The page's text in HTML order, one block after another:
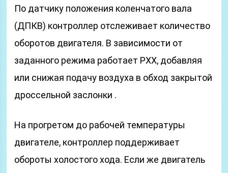
По датчику положения коленчатого вала
(ДПКВ) контроллер отслеживает количество
оборотов двигателя. В зависимости от
заданного режима работает РХХ, добавляя
или снижая подачу воздуха в обход закрытой
дроссельной заслонки .
На прогретом до рабочей температуры
двигателе, контроллер поддерживает
обороты холостого хода. Если же двигатель